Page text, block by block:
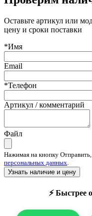
Оставьте артикул или
цену и сроки поставки
*Имя
Email
*Телефон
Артикул / комментарий
Файл
Нажимая на кнопку
персональных данных.
Узнать наличие и цену
⚡ Быстрее